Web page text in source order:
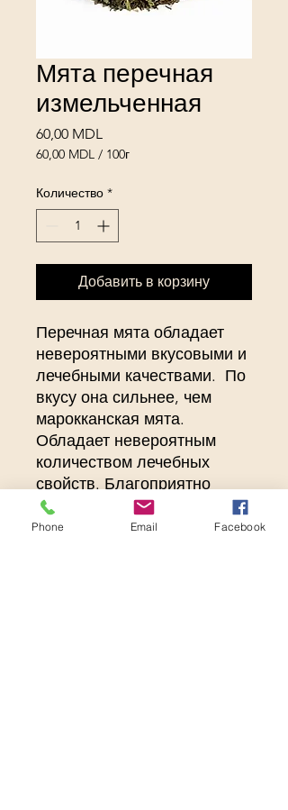
Мята перечная
измельченная
60,00 MDL
60,00 MDL / 100г
за
100
Граммы
Количество *
Добавить в корзину
Перечная мята обладает
невероятными вкусовыми и
лечебными качествами. По
вкусу она сильнее, чем
марокканская мята.
Обладает невероятным
количеством лечебных
свойств. Благоприятно
влияет на организм и
сердечно-сосудистую
Phone Email Facebook